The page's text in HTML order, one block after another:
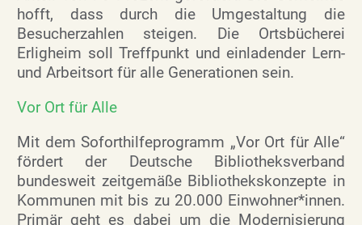
hofft, dass durch die Umgestaltung die
Besucherzahlen steigen. Die Ortsbücherei
Erligheim soll Treffpunkt und einladender Lern-
und Arbeitsort für alle Generationen sein.
Vor Ort für Alle
Mit dem Soforthilfeprogramm „Vor Ort für Alle“
fördert der Deutsche Bibliotheksverband
bundesweit zeitgemäße Bibliothekskonzepte in
Kommunen mit bis zu 20.000 Einwohner*innen.
Primär geht es dabei um die Modernisierung